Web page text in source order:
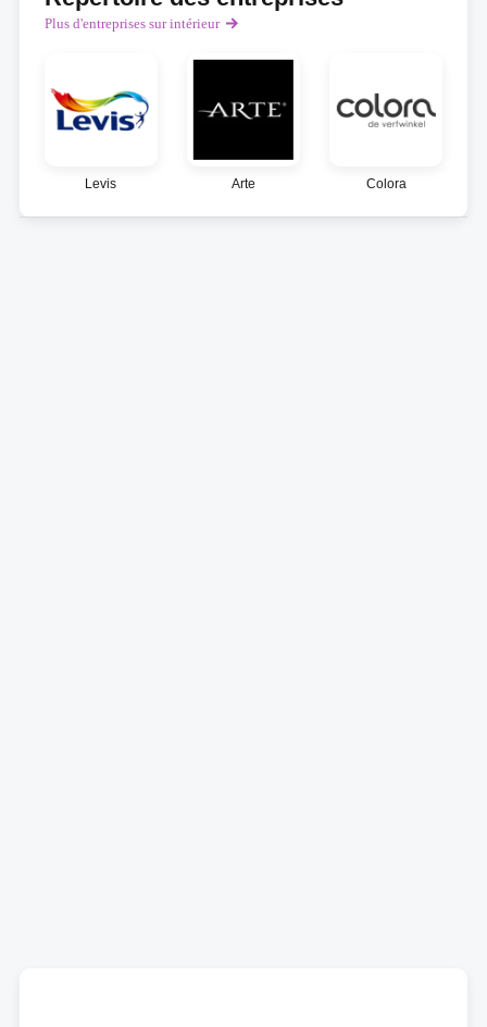
Plus d'entreprises sur intérieur
Levis Arte Colora